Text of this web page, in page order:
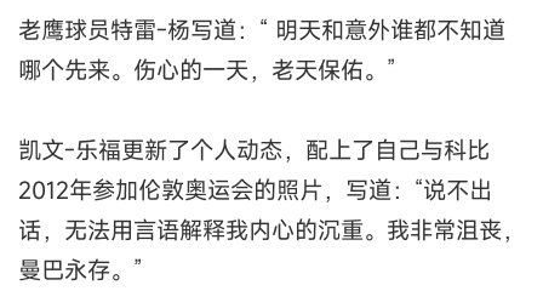
老鹰球员特雷-杨写道：“ 明天和意外谁都不知道
哪个先来。伤心的一天，老天保佑。”
凯文-乐福更新了个人动态，配上了自己与科比
2012年参加伦敦奥运会的照片，写道：“说不出
话，无法用言语解释我内心的沉重。我非常沮丧，
曼巴永存。”